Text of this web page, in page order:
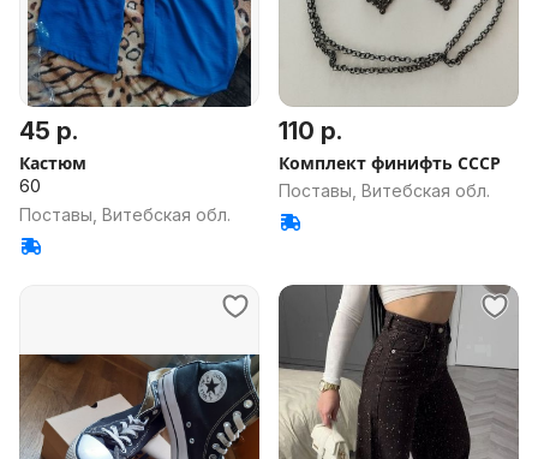
45 р.
Кастюм
60
Поставы, Витебская обл.
110 р.
Комплект финифть СССР
Поставы, Витебская обл.